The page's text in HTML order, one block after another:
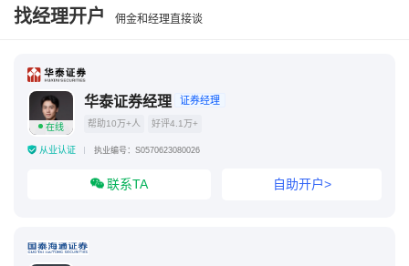
券商QMT量化交易权限
找经理开户 佣金和经理直接谈
在线
华泰证券经理 证券经理
帮助10万+人 好评4.1万+
从业认证 执业编号：S0570623080026
联系TA 自助开户>